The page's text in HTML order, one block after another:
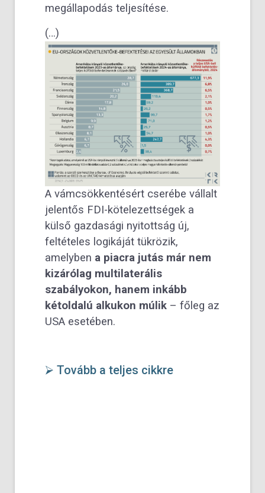
megállapodás teljesítése.
(…)
A vámcsökkentésért cserébe vállalt
jelentős FDI-kötelezettségek a
külső gazdasági nyitottság új,
feltételes logikáját tükrözik,
amelyben a piacra jutás már nem
kizárólag multilaterális
szabályokon, hanem inkább
kétoldalú alkukon múlik – főleg az
USA esetében.
⮚ Tovább a teljes cikkre